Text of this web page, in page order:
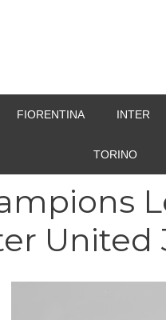
FIORENTINA INTER
TORINO
United